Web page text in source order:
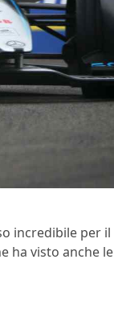
incredibile per
ha visto anche